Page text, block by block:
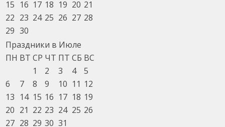
15 16 17 18 19 20 21
22 23 24 25 26 27 28
29 30
Праздники в Июле
ПН ВТ СР ЧТ ПТ СБ ВС
1
2 3 4
5
6
7 8 9 10 11 12
13 14 15 16 17 18 19
20 21 22 23 24 25 26
27 28 29 30 31